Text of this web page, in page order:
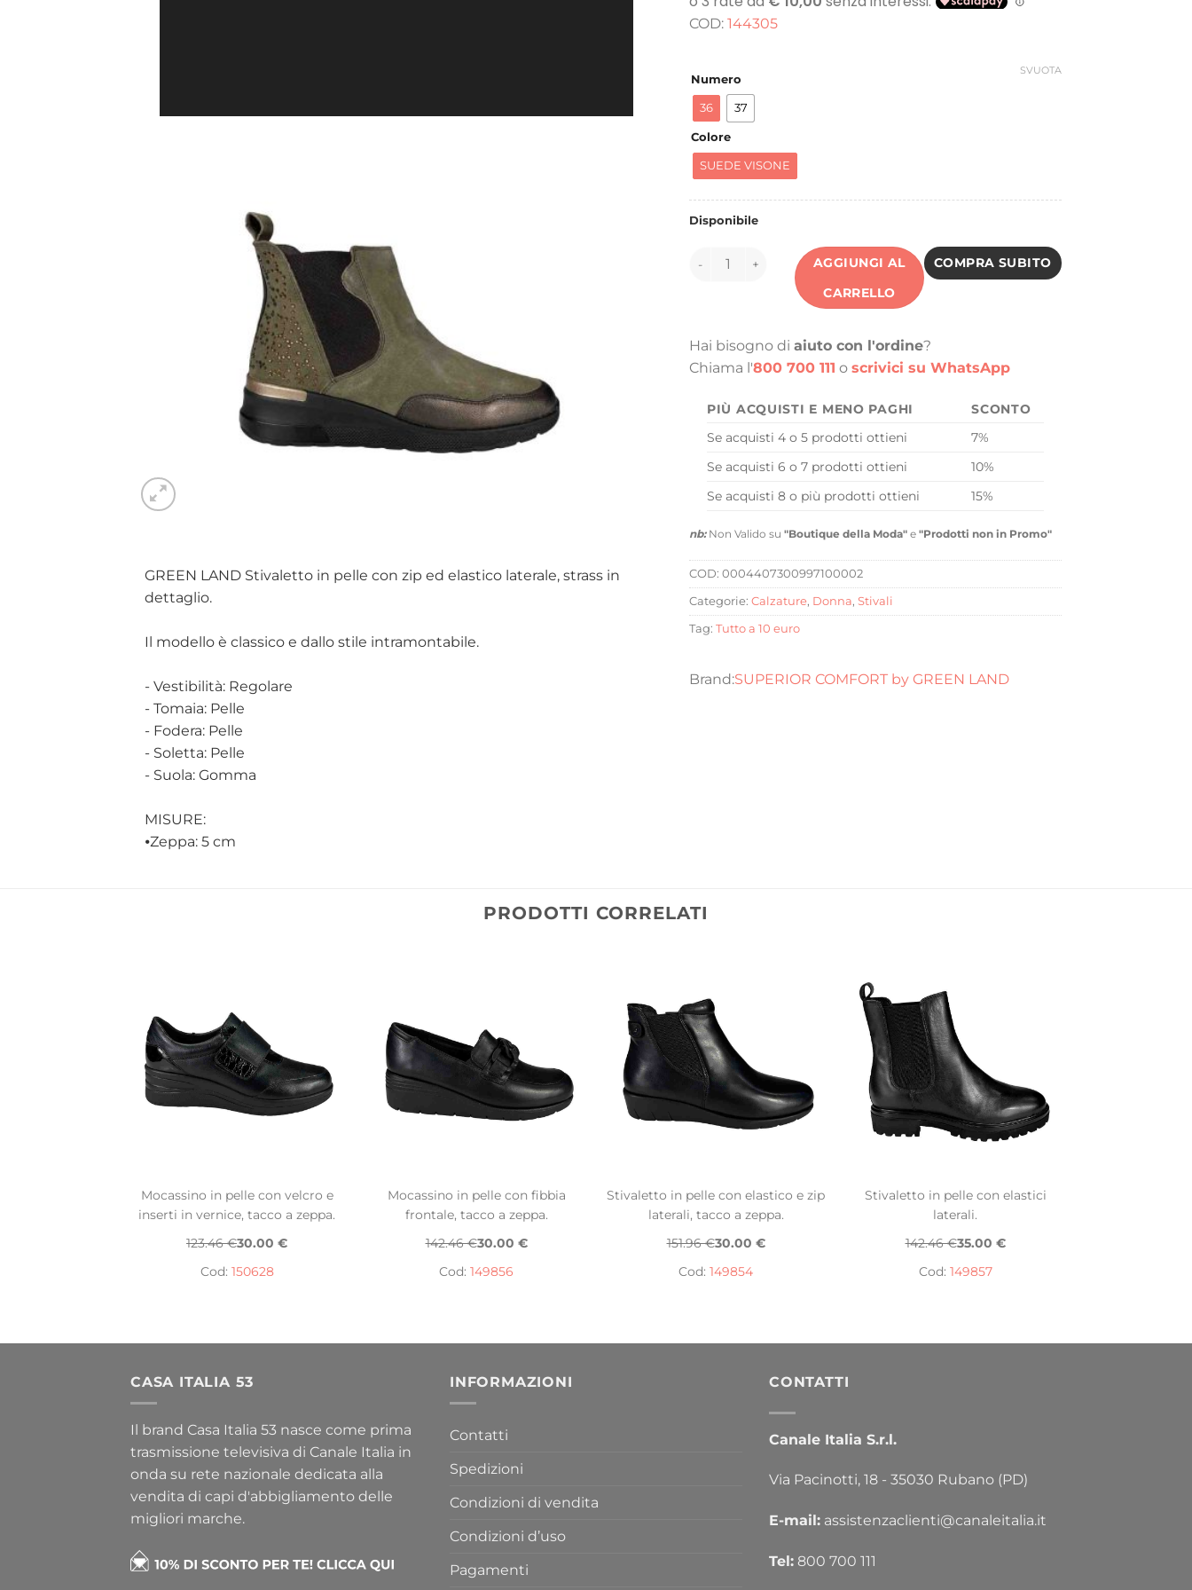
GREEN LAND Stivaletto in pelle con zip ed elastico laterale, strass in
dettaglio.
Il modello è classico e dallo stile intramontabile.
- Vestibilità: Regolare
- Tomaia: Pelle
- Fodera: Pelle
- Soletta: Pelle
- Suola: Gomma
MISURE:
⦁Zeppa: 5 cm
originale
era:
attuale
COD: 144305
Numero
36 37
Colore
SUEDE VISONE
SVUOTA
Disponibile
144305 quantità
AGGIUNGI AL
CARRELLO
COMPRA SUBITO
Hai bisogno di aiuto con l'ordine?
Chiama l'800 700 111 o scrivici su WhatsApp
PIÙ ACQUISTI E MENO PAGHI
SCONTO
Se acquisti 4 o 5 prodotti ottieni
7%
Se acquisti 6 o 7 prodotti ottieni
10%
Se acquisti 8 o più prodotti ottieni
15%
nb:Non Valido su "Boutique della Moda" e "Prodotti non in Promo"
COD: 0004407300997100002
Categorie: Calzature, Donna, Stivali
Tag: Tutto a 10 euro
SUPERIOR COMFORT by GREEN LAND
PRODOTTI CORRELATI
Mocassino in pelle con velcro e
inserti in vernice, tacco a zeppa.
123.46 €30.00 €
Cod: 150628
Mocassino in pelle con fibbia
frontale, tacco a zeppa.
142.46 €30.00 €
Cod: 149856
Stivaletto in pelle con elastico e zip
laterali, tacco a zeppa.
151.96 €30.00 €
Cod: 149854
Stivaletto in pelle con elastici
laterali.
142.46 €35.00 €
Cod: 149857
CASA ITALIA 53
Il brand Casa Italia 53 nasce come prima
trasmissione televisiva di Canale Italia in
onda su rete nazionale dedicata alla
vendita di capi d'abbigliamento delle
migliori marche.
INFORMAZIONI
Contatti
Spedizioni
Condizioni di vendita
Condizioni d’uso
Pagamenti
CONTATTI
Canale Italia S.r.l.
Via Pacinotti, 18 - 35030 Rubano (PD)
E-mail: assistenzaclienti@canaleitalia.it
Tel: 800 700 111